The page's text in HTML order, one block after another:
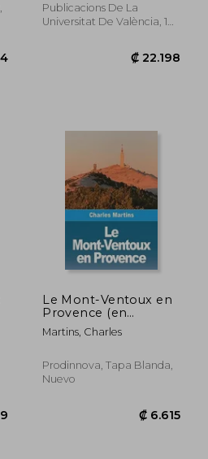
Publicacions De La
Universitat De València, 1
Le Mont-Ventoux en
Provence (en
Francés)
Martins, Charles
Prodinnova, Tapa Blanda,
Nuevo